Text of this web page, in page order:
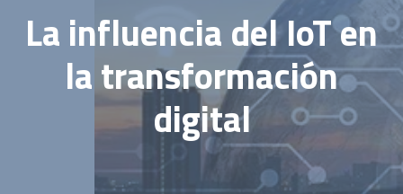
La influencia del IoT en
la transformación
digital